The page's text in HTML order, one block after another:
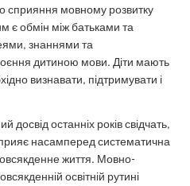
сприяння мовному розвитку
є обмін між батьками та
знаннями та
дитиною мови. Діти мають
визнавати, підтримувати і
досвід останніх років свідчать,
насамперед систематична
життя. Мовно-
освітній рутині